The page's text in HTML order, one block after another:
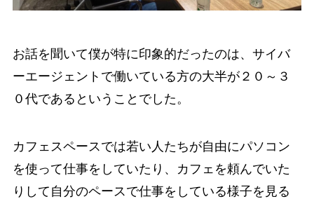
お話を聞いて僕が特に印象的だったのは、サイバ
ーエージェントで働いている方の大半が２０～３
０代であるということでした。
カフェスペースでは若い人たちが自由にパソコン
を使って仕事をしていたり、カフェを頼んでいた
りして自分のペースで仕事をしている様子を見る